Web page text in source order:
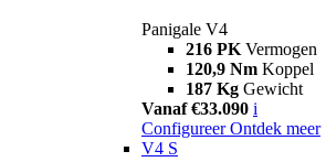
Panigale V4
216 PK Vermogen
120,9 Nm Koppel
187 Kg Gewicht
Vanaf €33.090 i
Configureer Ontdek meer
V4 S